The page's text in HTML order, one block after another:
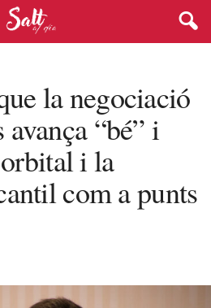
la negociació
“bé” i
i la
com a punts